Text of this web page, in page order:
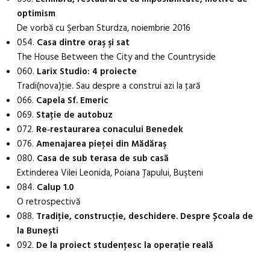
optimism
De vorbă cu Şerban Sturdza, noiembrie 2016
054. Casa dintre oraş şi sat
The House Between the City and the Countryside
060. Larix Studio: 4 proiecte
Tradi(nova)ţie. Sau despre a construi azi la ţară
066. Capela Sf. Emeric
069. Staţie de autobuz
072. Re‑restaurarea conacului Benedek
076.Amenajarea pieţei din Mădăraş
080. Casa de sub terasa de sub casă
Extinderea Vilei Leonida, Poiana Ţapului, Buşteni
084. Calup 1.0
O retrospectivă
088. Tradiţie, construcţie, deschidere. Despre Școala de
la Bunești
092. De la proiect studenţesc la operaţie reală